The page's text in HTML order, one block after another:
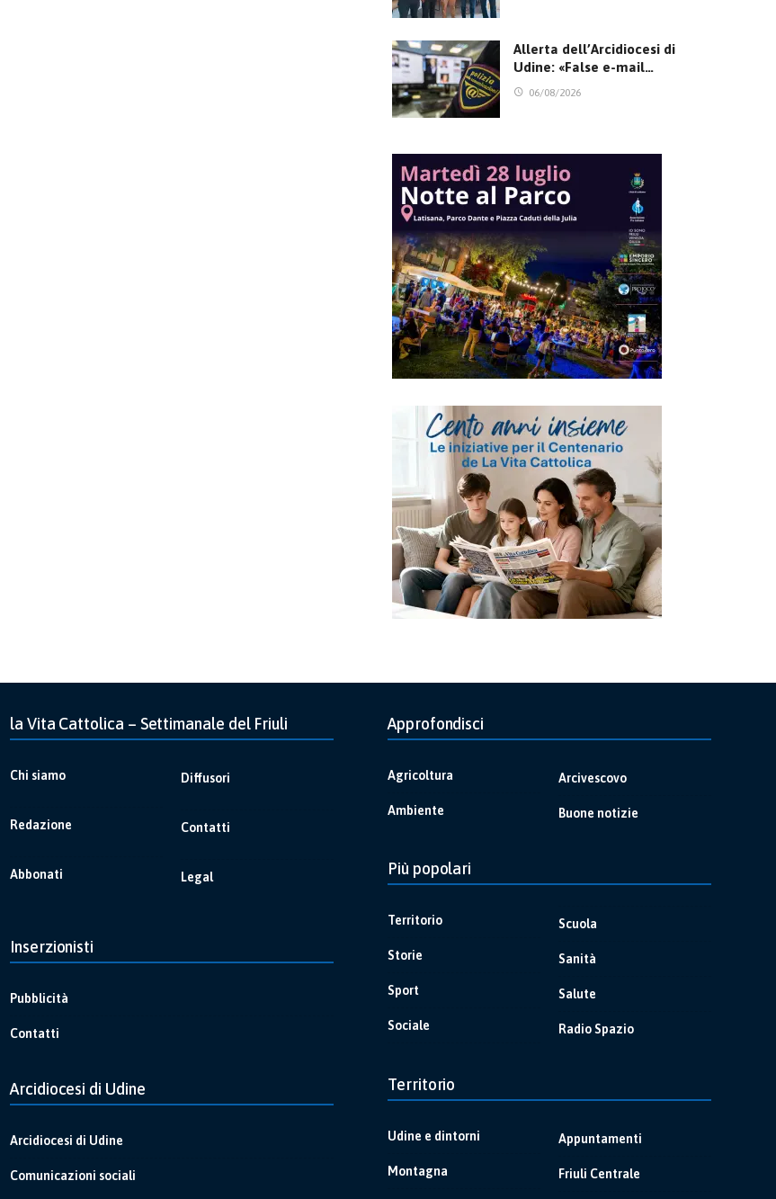
Allerta dell’Arcidiocesi di
Udine: «False e-mail…
06/08/2026
la Vita Cattolica – Settimanale del Friuli
Chi siamo
Redazione
Abbonati
Diffusori
Contatti
Legal
Inserzionisti
Pubblicità
Contatti
Arcidiocesi di Udine
Arcidiocesi di Udine
Comunicazioni sociali
Approfondisci
Agricoltura
Ambiente
Arcivescovo
Buone notizie
Più popolari
Territorio
Storie
Sport
Sociale
Scuola
Sanità
Salute
Radio Spazio
Territorio
Udine e dintorni
Montagna
Appuntamenti
Friuli Centrale